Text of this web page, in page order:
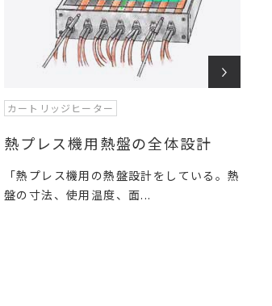
カートリッジヒーター
熱プレス機用熱盤の全体設計
「熱プレス機用の熱盤設計をしている。熱
盤の寸法、使用温度、面...